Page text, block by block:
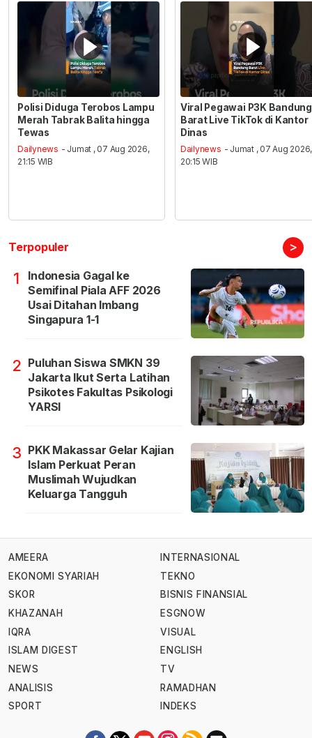
Polisi Diduga Terobos Lampu
Merah Tabrak Balita hingga
Tewas
Dailynews - Jumat , 07 Aug 2026,
21:15 WIB
Viral Pegawai P3K Bandung
Barat Live TikTok di Kantor
Dinas
Dailynews - Jumat , 07 Aug 2026,
20:15 WIB
Terpopuler >
1
Indonesia Gagal ke
Semifinal Piala AFF 2026
Usai Ditahan Imbang
Singapura 1-1
2 Puluhan Siswa SMKN 39
Jakarta Ikut Serta Latihan
Psikotes Fakultas Psikologi
YARSI
3 PKK Makassar Gelar Kajian
Islam Perkuat Peran
Muslimah Wujudkan
Keluarga Tangguh
AMEERA
EKONOMI SYARIAH
SKOR
KHAZANAH
IQRA
ISLAM DIGEST
NEWS
ANALISIS
SPORT
INTERNASIONAL
TEKNO
BISNIS FINANSIAL
ESGNOW
VISUAL
ENGLISH
TV
RAMADHAN
INDEKS